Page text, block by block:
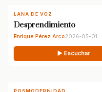
LANA DE VOZ
Desprendimiento
Enrique Pérez Arco2026-05-01
▶ Escuchar
POSMODERNIDAD